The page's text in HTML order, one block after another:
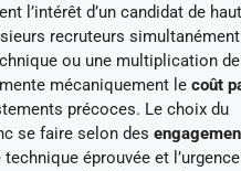
l’intérêt d’un candidat de haut
recruteurs
ou une multiplication de
mécaniquement le coût
précoces. Le choix du
se faire selon des
éprouvée et l’urgence